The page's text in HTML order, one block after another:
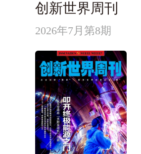
创新世界周刊
2026年7月第8期